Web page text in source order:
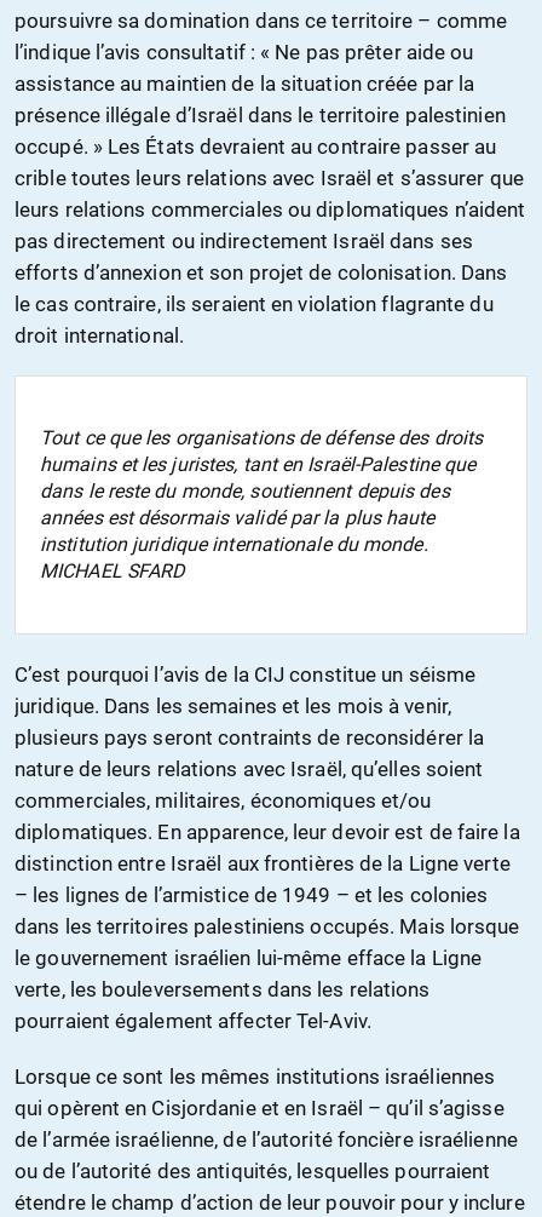
poursuivre sa domination dans ce territoire – comme
l’indique l’avis consultatif : « Ne pas prêter aide ou
assistance au maintien de la situation créée par la
présence illégale d’Israël dans le territoire palestinien
occupé. » Les États devraient au contraire passer au
crible toutes leurs relations avec Israël et s’assurer que
leurs relations commerciales ou diplomatiques n’aident
pas directement ou indirectement Israël dans ses
efforts d’annexion et son projet de colonisation. Dans
le cas contraire, ils seraient en violation flagrante du
droit international.
Tout ce que les organisations de défense des droits
humains et les juristes, tant en Israël-Palestine que
dans le reste du monde, soutiennent depuis des
années est désormais validé par la plus haute
institution juridique internationale du monde.
MICHAEL SFARD
C’est pourquoi l’avis de la CIJ constitue un séisme
juridique. Dans les semaines et les mois à venir,
plusieurs pays seront contraints de reconsidérer la
nature de leurs relations avec Israël, qu’elles soient
commerciales, militaires, économiques et/ou
diplomatiques. En apparence, leur devoir est de faire la
distinction entre Israël aux frontières de la Ligne verte
– les lignes de l’armistice de 1949 – et les colonies
dans les territoires palestiniens occupés. Mais lorsque
le gouvernement israélien lui-même efface la Ligne
verte, les bouleversements dans les relations
pourraient également affecter Tel-Aviv.
Lorsque ce sont les mêmes institutions israéliennes
qui opèrent en Cisjordanie et en Israël – qu’il s’agisse
de l’armée israélienne, de l’autorité foncière israélienne
ou de l’autorité des antiquités, lesquelles pourraient
étendre le champ d’action de leur pouvoir pour y inclure